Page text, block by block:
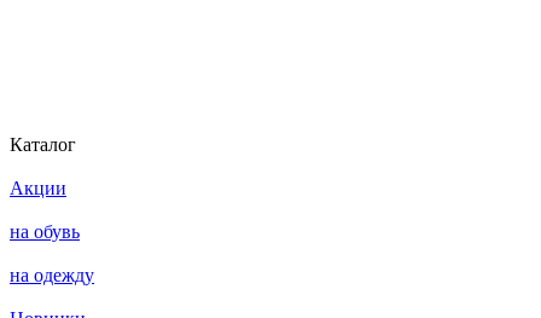
Каталог
Акции
на обувь
на одежду